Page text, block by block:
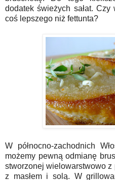
dodatek świeżych sałat.
coś lepszego niż fettunta?
W północno-zachodnich
możemy pewną odmianę
stworzonej wielowarstwowo
z masłem i solą. W